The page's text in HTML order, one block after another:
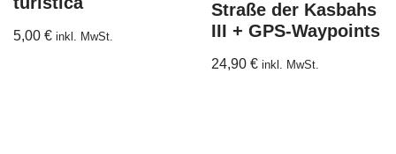
5,00 € inkl. MwSt.
Straße der Kasbahs
III + GPS-Waypoints
24,90 € inkl. MwSt.